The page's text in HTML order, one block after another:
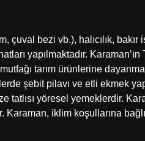
çuval bezi vb.), halıcılık, bakır
yapılmaktadır. Karaman’ın
tarım ürünlerine
şebit pilavı ve etli ekmek
tatlısı yöresel yemeklerdir.
Karaman, iklim koşullarına